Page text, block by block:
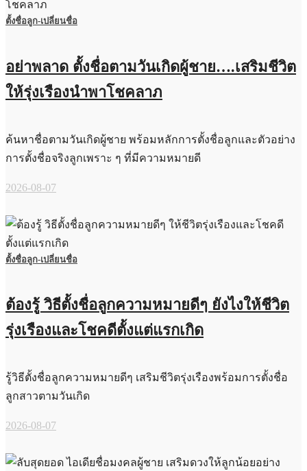
ตั้งชื่อลูก-เปลี่ยนชื่อ
อย่าพลาด ตั้งชื่อตามวันเกิดผู้ชาย….เสริมชีวิต
ให้รุ่งเรืองนำพาโชคลาภ
ค้นหาชื่อตามวันเกิดผู้ชาย พร้อมหลักการตั้งชื่อลูกและตัวอย่าง
การตั้งชื่อจริงลูกเพราะ ๆ ที่มีความหมายดี
2026-08-07
ตั้งชื่อลูก-เปลี่ยนชื่อ
ต้องรู้ วิธีตั้งชื่อลูกความหมายดีๆ ยังไงให้ชีวิต
รุ่งเรืองและโชคดีตั้งแต่แรกเกิด
รู้วิธีตั้งชื่อลูกความหมายดีๆ เสริมชีวิตรุ่งเรืองพร้อมการตั้งชื่อ
ลูกสาวตามวันเกิด
2026-08-07